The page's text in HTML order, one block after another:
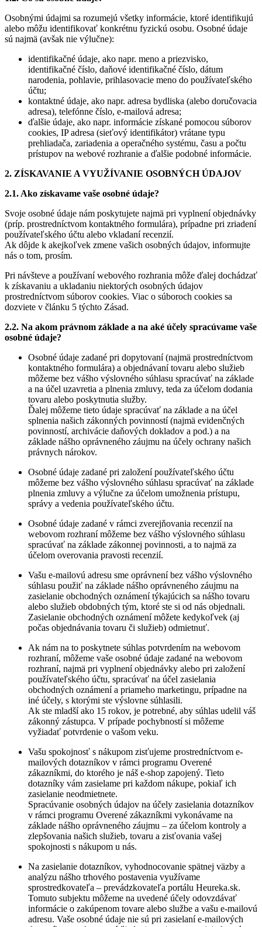
Osobnými údajmi sa rozumejú všetky informácie, ktoré identifikujú
alebo môžu identifikovať konkrétnu fyzickú osobu. Osobné údaje
sú najmä (avšak nie výlučne):
identifikačné údaje, ako napr. meno a priezvisko,
identifikačné číslo, daňové identifikačné číslo, dátum
narodenia, pohlavie, prihlasovacie meno do používateľského
účtu;
kontaktné údaje, ako napr. adresa bydliska (alebo doručovacia
adresa), telefónne číslo, e-mailová adresa;
ďalšie údaje, ako napr. informácie získané pomocou súborov
cookies, IP adresa (sieťový identifikátor) vrátane typu
prehliadača, zariadenia a operačného systému, času a počtu
prístupov na webové rozhranie a ďalšie podobné informácie.
2. ZÍSKAVANIE A VYUŽÍVANIE OSOBNÝCH ÚDAJOV
2.1. Ako získavame vaše osobné údaje?
Svoje osobné údaje nám poskytujete najmä pri vyplnení objednávky
(príp. prostredníctvom kontaktného formulára), prípadne pri zriadení
používateľského účtu alebo vkladaní recenzií.
Ak dôjde k akejkoľvek zmene vašich osobných údajov, informujte
nás o tom, prosím.
Pri návšteve a používaní webového rozhrania môže ďalej dochádzať
k získavaniu a ukladaniu niektorých osobných údajov
prostredníctvom súborov cookies. Viac o súboroch cookies sa
dozviete v článku 5 týchto Zásad.
2.2. Na akom právnom základe a na aké účely spracúvame vaše
osobné údaje?
Osobné údaje zadané pri dopytovaní (najmä prostredníctvom
kontaktného formulára) a objednávaní tovaru alebo služieb
môžeme bez vášho výslovného súhlasu spracúvať na základe
a na účel uzavretia a plnenia zmluvy, teda za účelom dodania
tovaru alebo poskytnutia služby.
Ďalej môžeme tieto údaje spracúvať na základe a na účel
splnenia našich zákonných povinností (najmä evidenčných
povinností, archivácie daňových dokladov a pod.) a na
základe nášho oprávneného záujmu na účely ochrany našich
právnych nárokov.
Osobné údaje zadané pri založení používateľského účtu
môžeme bez vášho výslovného súhlasu spracúvať na základe
plnenia zmluvy a výlučne za účelom umožnenia prístupu,
správy a vedenia používateľského účtu.
Osobné údaje zadané v rámci zverejňovania recenzií na
webovom rozhraní môžeme bez vášho výslovného súhlasu
spracúvať na základe zákonnej povinnosti, a to najmä za
účelom overovania pravosti recenzií.
Vašu e-mailovú adresu sme oprávnení bez vášho výslovného
súhlasu použiť na základe nášho oprávneného záujmu na
zasielanie obchodných oznámení týkajúcich sa nášho tovaru
alebo služieb obdobných tým, ktoré ste si od nás objednali.
Zasielanie obchodných oznámení môžete kedykoľvek (aj
počas objednávania tovaru či služieb) odmietnuť.
Ak nám na to poskytnete súhlas potvrdením na webovom
rozhraní, môžeme vaše osobné údaje zadané na webovom
rozhraní, najmä pri vyplnení objednávky alebo pri založení
používateľského účtu, spracúvať na účel zasielania
obchodných oznámení a priameho marketingu, prípadne na
iné účely, s ktorými ste výslovne súhlasili.
Ak ste mladší ako 15 rokov, je potrebné, aby súhlas udelil váš
zákonný zástupca. V prípade pochybností si môžeme
vyžiadať potvrdenie o vašom veku.
Vašu spokojnosť s nákupom zisťujeme prostredníctvom e-
mailových dotazníkov v rámci programu Overené
zákazníkmi, do ktorého je náš e-shop zapojený. Tieto
dotazníky vám zasielame pri každom nákupe, pokiaľ ich
zasielanie neodmietnete.
Spracúvanie osobných údajov na účely zasielania dotazníkov
v rámci programu Overené zákazníkmi vykonávame na
základe nášho oprávneného záujmu – za účelom kontroly a
zlepšovania našich služieb, tovaru a zisťovania vašej
spokojnosti s nákupom u nás.
Na zasielanie dotazníkov, vyhodnocovanie spätnej väzby a
analýzu nášho trhového postavenia využívame
sprostredkovateľa – prevádzkovateľa portálu Heureka.sk.
Tomuto subjektu môžeme na uvedené účely odovzdávať
informácie o zakúpenom tovare alebo službe a vašu e-mailovú
adresu. Vaše osobné údaje nie sú pri zasielaní e-mailových